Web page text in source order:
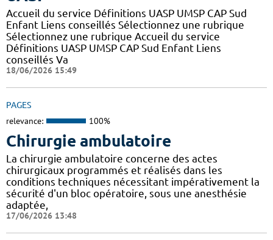
Accueil du service Définitions UASP UMSP CAP Sud
Enfant Liens conseillés Sélectionnez une rubrique
Sélectionnez une rubrique Accueil du service
Définitions UASP UMSP CAP Sud Enfant Liens
conseillés Va
18/06/2026 15:49
PAGES
relevance: 100%
Chirurgie ambulatoire
La chirurgie ambulatoire concerne des actes
chirurgicaux programmés et réalisés dans les
conditions techniques nécessitant impérativement la
sécurité d'un bloc opératoire, sous une anesthésie
adaptée,
17/06/2026 13:48